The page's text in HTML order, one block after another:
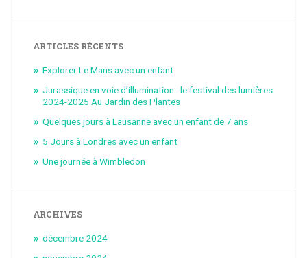
ARTICLES RÉCENTS
Explorer Le Mans avec un enfant
Jurassique en voie d’illumination : le festival des lumières
2024-2025 Au Jardin des Plantes
Quelques jours à Lausanne avec un enfant de 7 ans
5 Jours à Londres avec un enfant
Une journée à Wimbledon
ARCHIVES
décembre 2024